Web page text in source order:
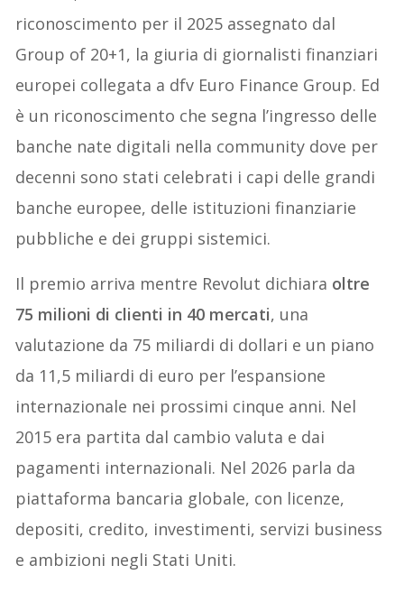
riconoscimento per il 2025 assegnato dal
Group of 20+1, la giuria di giornalisti finanziari
europei collegata a dfv Euro Finance Group. Ed
è un riconoscimento che segna l’ingresso delle
banche nate digitali nella community dove per
decenni sono stati celebrati i capi delle grandi
banche europee, delle istituzioni finanziarie
pubbliche e dei gruppi sistemici.
Il premio arriva mentre Revolut dichiara oltre
75 milioni di clienti in 40 mercati, una
valutazione da 75 miliardi di dollari e un piano
da 11,5 miliardi di euro per l’espansione
internazionale nei prossimi cinque anni. Nel
2015 era partita dal cambio valuta e dai
pagamenti internazionali. Nel 2026 parla da
piattaforma bancaria globale, con licenze,
depositi, credito, investimenti, servizi business
e ambizioni negli Stati Uniti.